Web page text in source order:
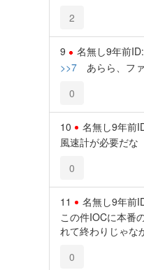
2
9 名無し9年前
>>7 あらら、フ
0
10 名無し9年前
風速計が必要だな
0
11 名無し9年前
この件IOCに本番
れて終わりじゃな
0